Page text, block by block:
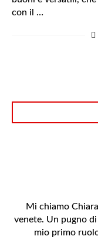
con il …
Mi chiamo
venete. Un pugno
mio primo